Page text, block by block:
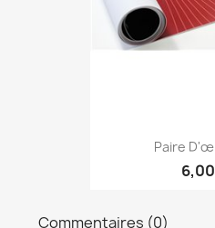
Paire
Commentaires (0)